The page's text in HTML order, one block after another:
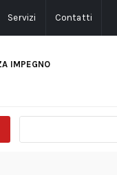
Servizi Contatti
IMPEGNO